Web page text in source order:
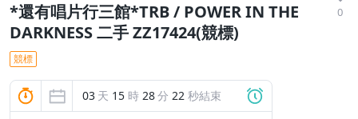
*還有唱片行三館*TRB / POWER IN THE
DARKNESS 二手 ZZ17424(競標)
0
競標
03 天 15 時 28分 21 秒結束